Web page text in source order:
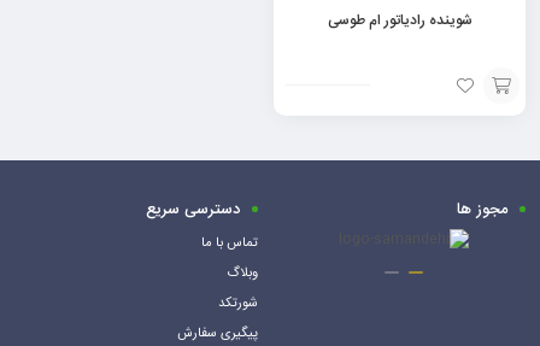
شوینده رادیاتور ام طوسی
افزودن
به
مجوز ها دسترسی سریع
تماس با ما
وبلاگ
شورتکد
پیگیری سفارش